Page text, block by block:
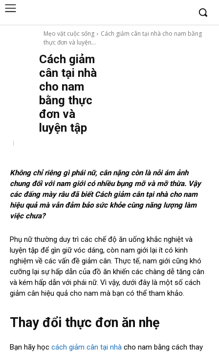
Mẹo vặt cuộc sống
Cách giảm cân tại nhà cho nam bằng
thực đơn và luyện...
Cách giảm
cân tại nhà
cho nam
bằng thực
đơn và
luyện tập
Không chỉ riêng gì phái nữ, cân nặng còn là nỗi ám ảnh
chung đối với nam giới có nhiều bụng mỡ và mỡ thừa. Vậy
các đấng mày râu đã biết Cách giảm cân tại nhà cho nam
hiệu quả mà vẫn đảm bảo sức khỏe cùng năng lượng làm
việc chưa?
Phụ nữ thường duy trì các chế độ ăn uống khắc nghiệt và
luyện tập để gìn giữ vóc dáng, còn nam giới lại ít có kinh
nghiệm về các vấn đề giảm cân. Thực tế, nam giới cũng khó
cưỡng lại sự hấp dẫn của đồ ăn khiến các chàng dễ tăng cân
và kém hấp dẫn với phái nữ. Vì vậy, dưới đây là một số cách
giảm cân hiệu quả cho nam mà bạn có thể tham khảo.
Thay đổi thực đơn ăn nhẹ
Bạn hãy học cách giảm cân tại nhà cho nam bằng cách thay